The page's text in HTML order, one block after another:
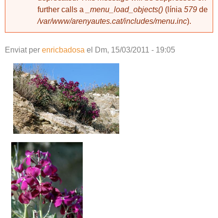
further calls a
_menu_load_objects() (línia 579 de
/var/www/arenyautes.cat/includes/menu.inc).
Enviat per enricbadosa el Dm, 15/03/2011 - 19:05